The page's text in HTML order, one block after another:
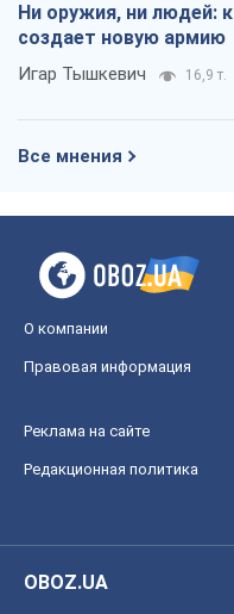
Ни оружия, ни людей:
создает новую армию
Игар Тышкевич 16,9 т.
Все мнения
О компании
Правовая информация
Реклама на сайте
Редакционная политика
OBOZ.UA